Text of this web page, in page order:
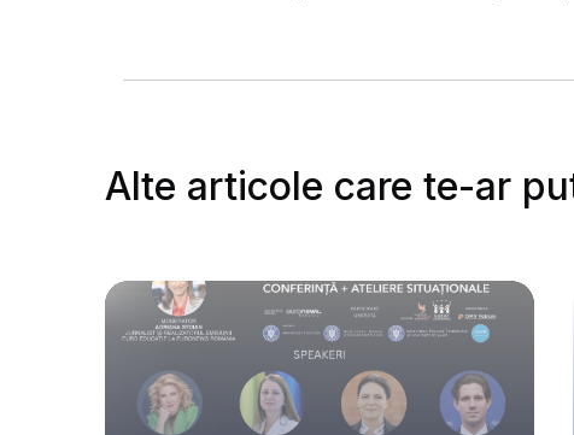
Alte articole care te-ar